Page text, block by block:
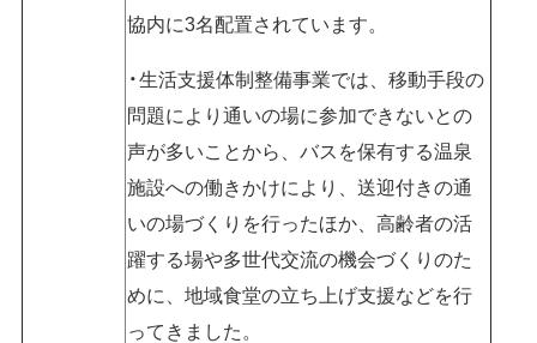
協内に3名配置されています。
生活支援体制整備事業では、移動手段の
問題により通いの場に参加できないとの
声が多いことから、バスを保有する温泉
施設への働きかけにより、送迎付きの通
いの場づくりを行ったほか、高齢者の活
躍する場や多世代交流の機会づくりのた
めに、地域食堂の立ち上げ支援などを行
ってきました。